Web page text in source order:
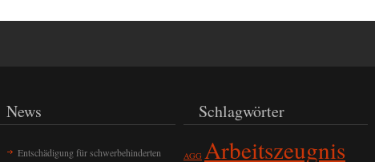
News
Entschädigung für schwerbehinderten
Schlagwörter
AGG Arbeitszeugnis